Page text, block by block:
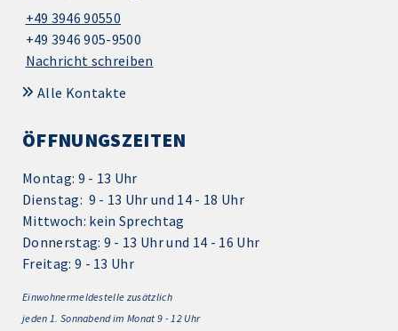
+49 3946 90550
+49 3946 905-9500
Nachricht schreiben
Alle Kontakte
ÖFFNUNGSZEITEN
Montag: 9 - 13 Uhr
Dienstag: 9 - 13 Uhr und 14 - 18 Uhr
Mittwoch: kein Sprechtag
Donnerstag: 9 - 13 Uhr und 14 - 16 Uhr
Freitag: 9 - 13 Uhr
Einwohnermeldestelle zusätzlich
jeden 1. Sonnabend im Monat 9 - 12 Uhr